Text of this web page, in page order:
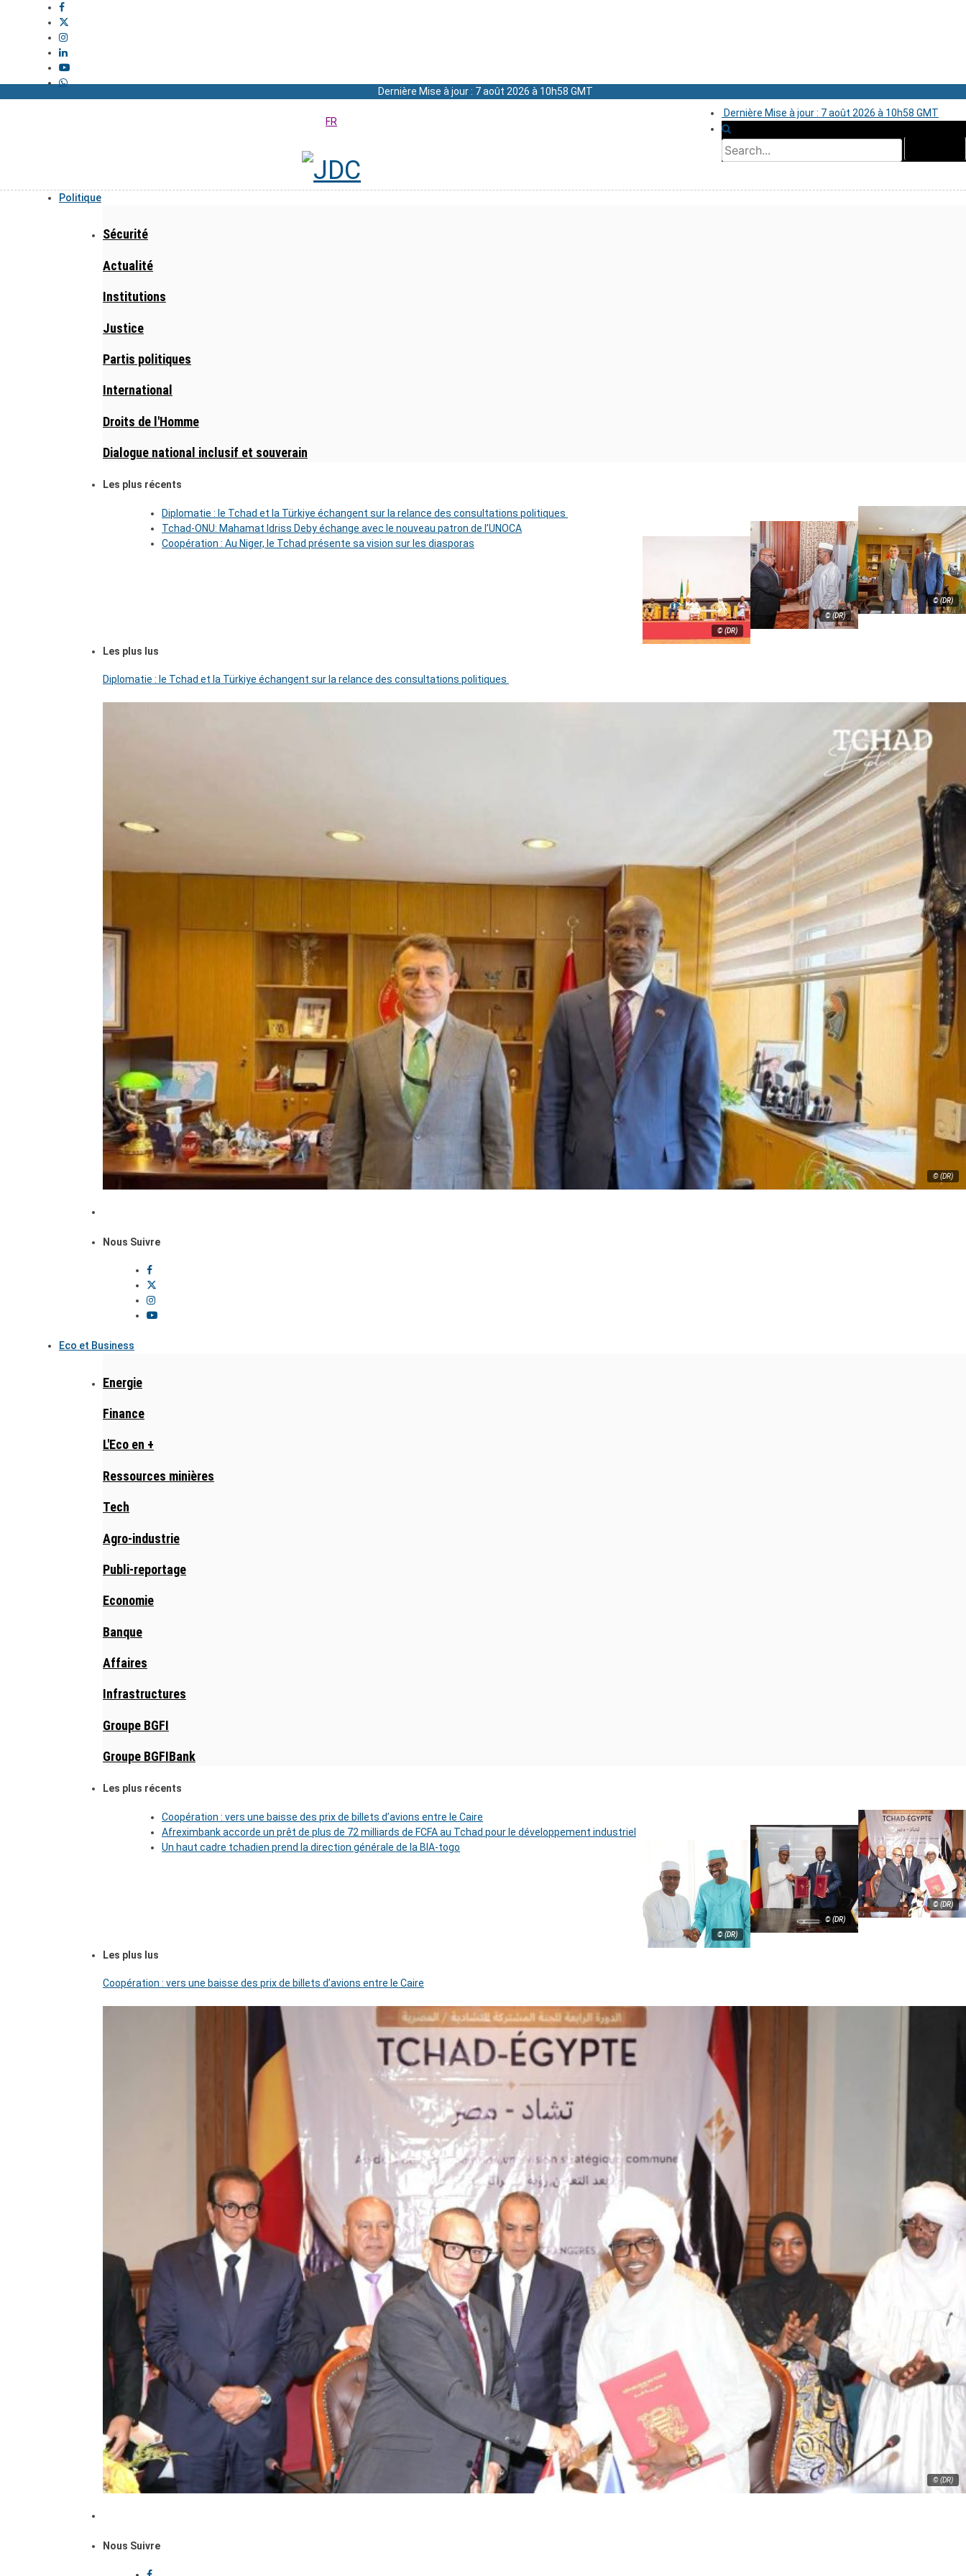
Dernière Mise à jour : 7 août 2026 à 10h58 GMT
Dernière Mise à jour : 7 août 2026 à 10h58 GMT
FR
Politique
Sécurité
Actualité
Institutions
Justice
Partis politiques
International
Droits de l'Homme
Dialogue national inclusif et souverain
Les plus récents
© (DR)
Diplomatie : le Tchad et la Türkiye échangent sur la relance des consultations politiques
© (DR)
Tchad-ONU: Mahamat Idriss Deby échange avec le nouveau patron de l’UNOCA
© (DR)
Coopération : Au Niger, le Tchad présente sa vision sur les diasporas
Les plus lus
Diplomatie : le Tchad et la Türkiye échangent sur la relance des consultations politiques
© (DR)
Nous Suivre
Eco et Business
Energie
Finance
L'Eco en +
Ressources minières
Tech
Agro-industrie
Publi-reportage
Economie
Banque
Affaires
Infrastructures
Groupe BGFI
Groupe BGFIBank
Les plus récents
© (DR)
Coopération : vers une baisse des prix de billets d’avions entre le Caire
© (DR)
Afreximbank accorde un prêt de plus de 72 milliards de FCFA au Tchad pour le développement industriel
© (DR)
Un haut cadre tchadien prend la direction générale de la BIA-togo
Les plus lus
Coopération : vers une baisse des prix de billets d’avions entre le Caire
© (DR)
Nous Suivre